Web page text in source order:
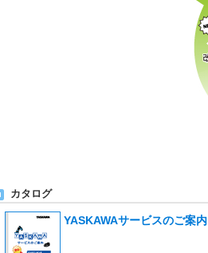
カタログ
YASKAWAサービスのご案内